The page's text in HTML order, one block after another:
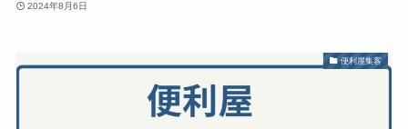
2024年8月6日
便利屋集客